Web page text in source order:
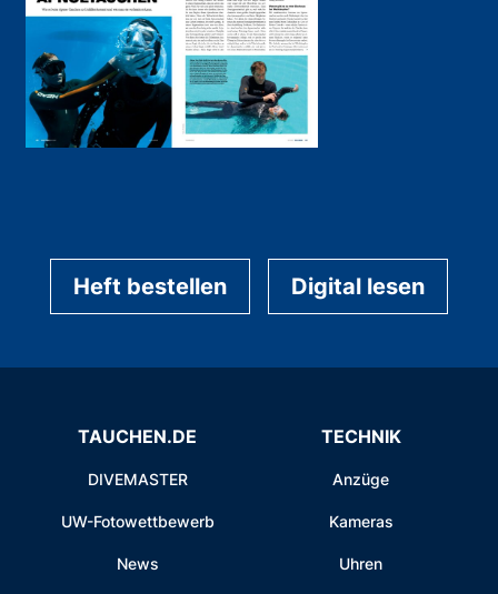
Heft bestellen Digital lesen
TAUCHEN.DE
DIVEMASTER
UW-Fotowettbewerb
News
TECHNIK
Anzüge
Kameras
Uhren